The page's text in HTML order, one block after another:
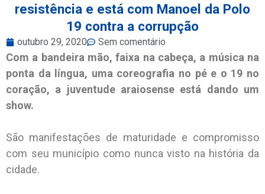
resistência e está com Manoel da Polo
19 contra a corrupção
outubro 29, 2020 Sem comentário
Com a bandeira mão, faixa na cabeça, a música na
ponta da língua, uma coreografia no pé e o 19 no
coração, a juventude araiosense está dando um
show.
São manifestações de maturidade e compromisso
com seu município como nunca visto na história da
cidade.